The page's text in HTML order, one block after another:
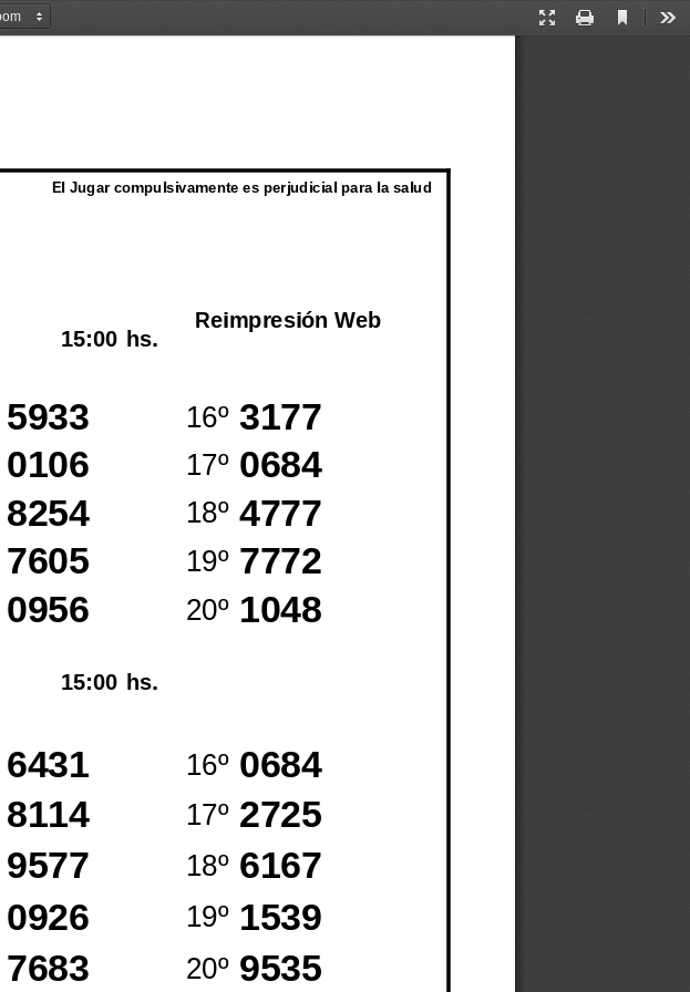
Presentation
Print
Current
El Jugar compulsivamente es perjudicial para la salud
hs.
15:00
hs.
15:00
Reimpresión Web
20º
19º
18º
17º
16º
20º
19º
18º
17º
16º
7605
1048
7772
4777
0684
3177
0956
8254
0106
5933
0926
9535
1539
6167
2725
0684
9577
8114
6431
7683